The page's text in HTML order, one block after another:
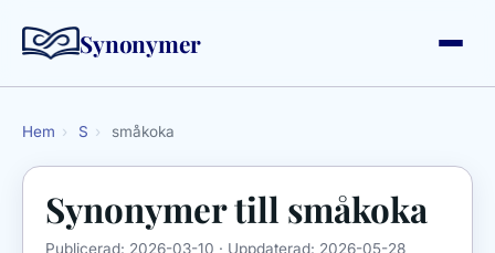
Synonymer
Hem › S › småkoka
Synonymer till småkoka
Publicerad: 2026-03-10 · Uppdaterad: 2026-05-28